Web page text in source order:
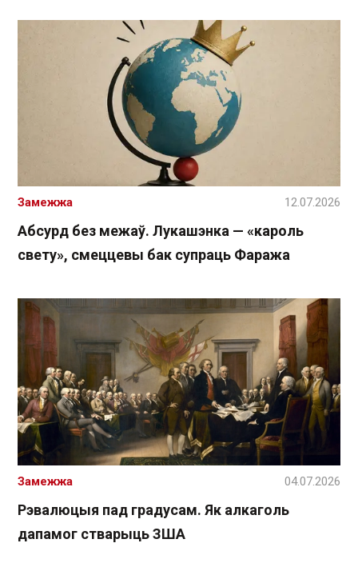
Абсурд без межаў. Лукашэнка — «кароль
свету», смеццевы бак супраць Фаража
Замежжа 12.07.2026
Рэвалюцыя пад градусам. Як алкаголь
дапамог стварыць ЗША
Замежжа 04.07.2026